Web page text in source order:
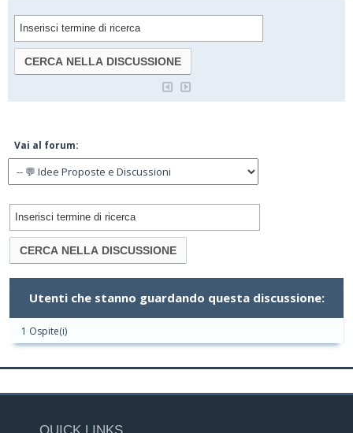
Vai al forum:
Utenti che stanno guardando questa discussione:
1 Ospite(i)